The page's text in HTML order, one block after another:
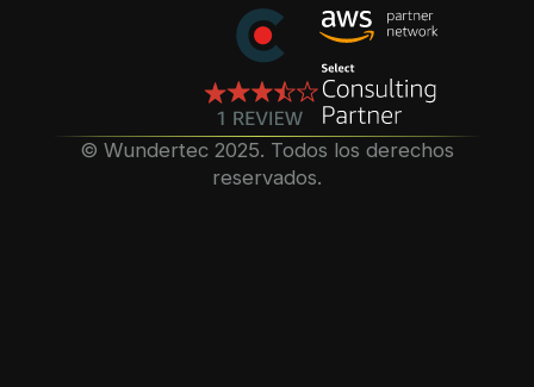
©️ Wundertec 2025. Todos los derechos
reservados.